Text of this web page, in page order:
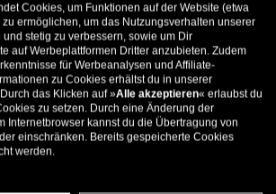
5324 Bewertungen
266
auf deine erste Bestellung. Aufgepasst: Du
kannst nur 1x wählen! 🤫
9% ab €100 11% ab €150 🔥
Cookies, um Funktionen auf der Website (etwa
ermöglichen, um das Nutzungsverhalten unserer
stetig zu verbessern, sowie um Dir
auf Werbeplattformen Dritter anzubieten. Zudem
für Werbeanalysen und Affiliate-
zu Cookies erhältst du in unserer
das Klicken auf »Alle akzeptieren« erlaubst du
zu setzen. Durch eine Änderung der
Internetbrowser kannst du die Übertragung von
einschränken. Bereits gespeicherte Cookies
werden.